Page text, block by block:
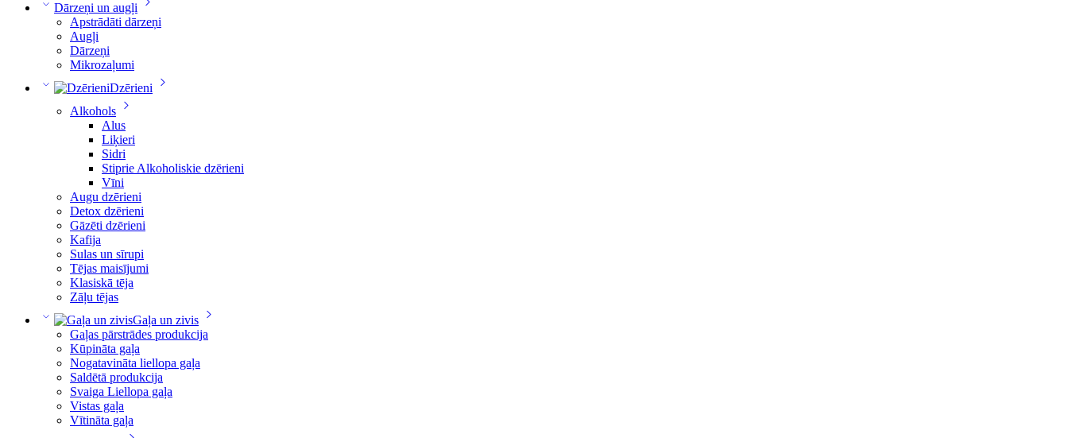
Dārzeņi un augļi
Apstrādāti dārzeņi
Augļi
Dārzeņi
Mikrozaļumi
Dzērieni
Alkohols
Alus
Liķieri
Sidri
Stiprie Alkoholiskie dzērieni
Vīni
Augu dzērieni
Detox dzērieni
Gāzēti dzērieni
Kafija
Sulas un sīrupi
Tējas maisījumi
Klasiskā tēja
Zāļu tējas
Gaļa un zivis
Gaļas pārstrādes produkcija
Kūpināta gaļa
Nogatavināta liellopa gaļa
Saldētā produkcija
Svaiga Liellopa gaļa
Vistas gaļa
Vītināta gaļa